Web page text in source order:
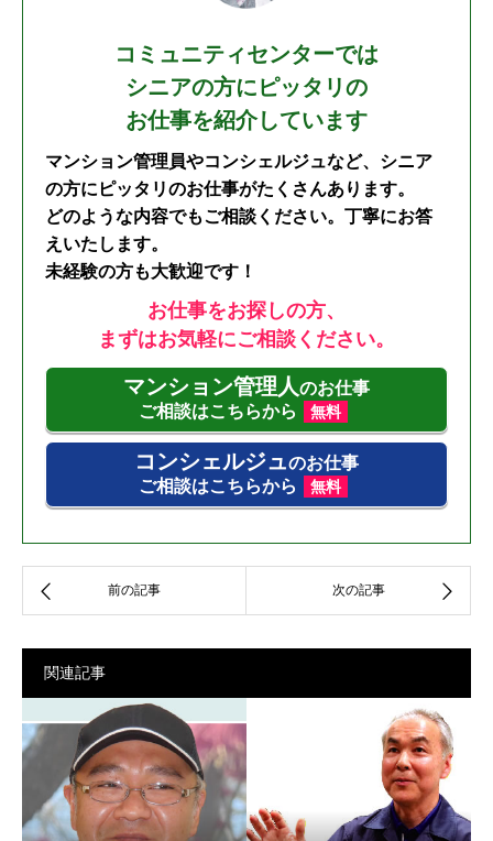
コミュニティセンターでは
シニアの方にピッタリの
お仕事を紹介しています
マンション管理員やコンシェルジュなど、シニア
の方にピッタリのお仕事がたくさんあります。
どのような内容でもご相談ください。丁寧にお答
えいたします。
未経験の方も大歓迎です！
お仕事をお探しの方、
まずはお気軽にご相談ください。
マンション管理人のお仕事
ご相談はこちらから
無料
コンシェルジュのお仕事
ご相談はこちらから
無料
関連記事